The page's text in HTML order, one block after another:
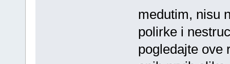
medutim, nisu
polirke i
pogledajte ove